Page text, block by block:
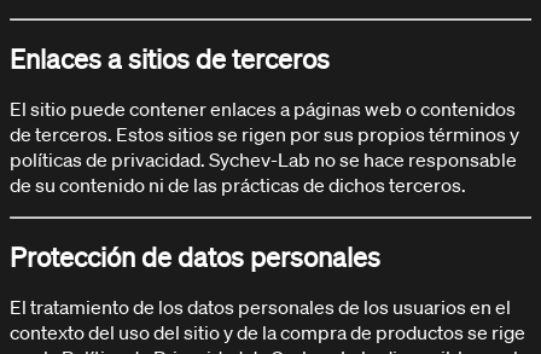
Enlaces a sitios de terceros
El sitio puede contener enlaces a páginas web o contenidos
de terceros. Estos sitios se rigen por sus propios términos y
políticas de privacidad. Sychev-Lab no se hace responsable
de su contenido ni de las prácticas de dichos terceros.
Protección de datos personales
El tratamiento de los datos personales de los usuarios en el
contexto del uso del sitio y de la compra de productos se rige